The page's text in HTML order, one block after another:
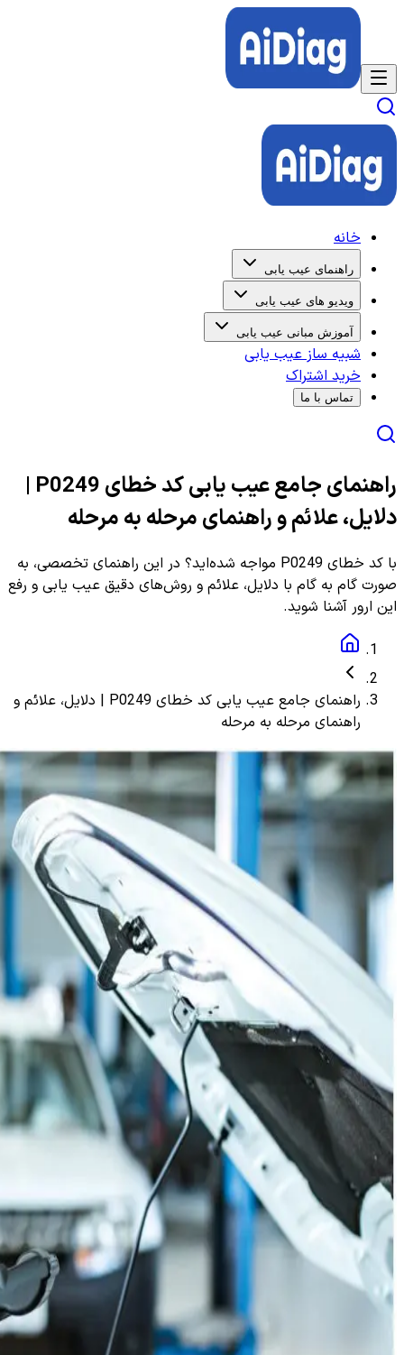
خانه
راهنمای عیب یابی
ویدیو های عیب یابی
آموزش مبانی عیب یابی
شبیه ساز عیب یابی
خرید اشتراک
تماس با ما
راهنمای جامع عیب یابی کد خطای P0249 |
دلایل، علائم و راهنمای مرحله به مرحله
با کد خطای P0249 مواجه شده‌اید؟ در این راهنمای تخصصی، به
صورت گام به گام با دلایل، علائم و روش‌های دقیق عیب یابی و رفع
این ارور آشنا شوید.
راهنمای جامع عیب یابی کد خطای P0249 | دلایل، علائم و
راهنمای مرحله به مرحله